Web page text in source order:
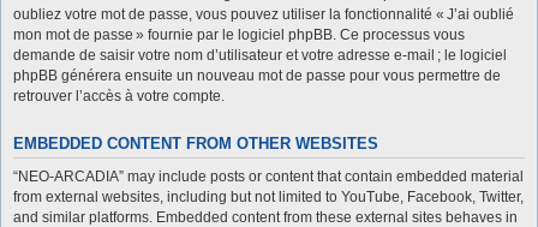
oubliez votre mot de passe, vous pouvez utiliser la fonctionnalité « J’ai oublié
mon mot de passe » fournie par le logiciel phpBB. Ce processus vous
demande de saisir votre nom d’utilisateur et votre adresse e-mail ; le logiciel
phpBB générera ensuite un nouveau mot de passe pour vous permettre de
retrouver l’accès à votre compte.
EMBEDDED CONTENT FROM OTHER WEBSITES
“NEO-ARCADIA” may include posts or content that contain embedded material
from external websites, including but not limited to YouTube, Facebook, Twitter,
and similar platforms. Embedded content from these external sites behaves in